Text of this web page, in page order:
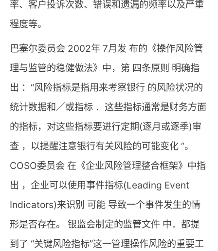
率、客户投诉次数、错误和遗漏的频率以及严重
程度等。
巴塞尔委员会 2002年 7月发 布的《操作风险管
理与监管的稳健做法》中，第 四条原则 明确指
出 ：“风险指标是指用来考察银行 的风险状况的
统计数据和／或指标 ．这些指标通常是财务方面
的指标，对这些指标要进行定期(逐月或逐季)审
查 ，以提醒注意银行有关风险的可能变化 ”。
COSO委员会 在《企业风险管理整合框架》中指
出 ，企业可以使用事件指标(Leading Event
Indicators)来识别 可能 导致一个事件发生的情
形是否存在。 银监会制定的监管文件 中．都提
到了 “关键风险指标”这一管理操作风险的重要工